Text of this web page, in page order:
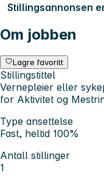
Stillingsannonsen
Om jobben
Lagre favoritt
Stillingstittel
Vernepleier eller
for Aktivitet og
Type ansettelse
Fast, heltid 100%
Antall stillinger
1